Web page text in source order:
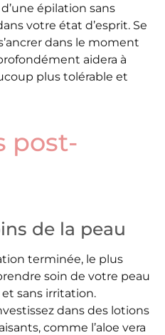
épilation sans
votre état d’esprit. Se
dans le moment
aidera à
plus tolérable et
post-
de la peau
terminée, le plus
soin de votre peau
sans irritation.
dans des lotions
comme l’aloe vera